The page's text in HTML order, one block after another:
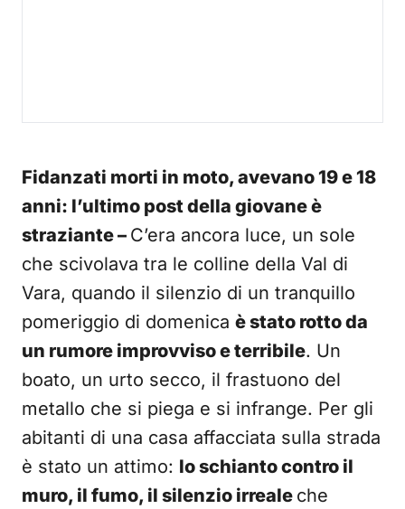
Fidanzati morti in moto, avevano 19 e 18
anni: l’ultimo post della giovane è
straziante – C’era ancora luce, un sole
che scivolava tra le colline della Val di
Vara, quando il silenzio di un tranquillo
pomeriggio di domenica è stato rotto da
un rumore improvviso e terribile. Un
boato, un urto secco, il frastuono del
metallo che si piega e si infrange. Per gli
abitanti di una casa affacciata sulla strada
è stato un attimo: lo schianto contro il
muro, il fumo, il silenzio irreale che